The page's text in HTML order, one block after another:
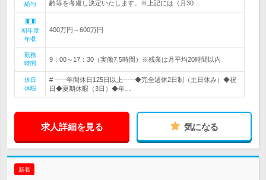
給与
齢等を考慮し決定いたします。※上記には（月30…
初年度
年収
400万円～600万円
勤務
時間
9：00～17：30（実働7.5時間）※残業は月平均20時間以内
休日
休暇
# -----年間休日125日以上-----◆完全週休2日制（土日休み）◆祝
日◆夏期休暇（3日）◆年…
求人詳細を見る 気になる
新着